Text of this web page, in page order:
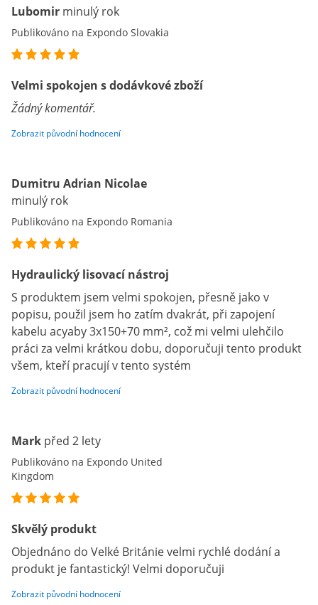
Lubomir minulý rok
Publikováno na Expondo Slovakia
Velmi spokojen s dodávkové zboží
Žádný komentář.
Zobrazit původní hodnocení
Dumitru Adrian Nicolae
minulý rok
Publikováno na Expondo Romania
Hydraulický lisovací nástroj
S produktem jsem velmi spokojen, přesně jako v
popisu, použil jsem ho zatím dvakrát, při zapojení
kabelu acyaby 3x150+70 mm², což mi velmi ulehčilo
práci za velmi krátkou dobu, doporučuji tento produkt
všem, kteří pracují v tento systém
Zobrazit původní hodnocení
Mark před 2 lety
Publikováno na Expondo United
Kingdom
Skvělý produkt
Objednáno do Velké Británie velmi rychlé dodání a
produkt je fantastický! Velmi doporučuji
Zobrazit původní hodnocení